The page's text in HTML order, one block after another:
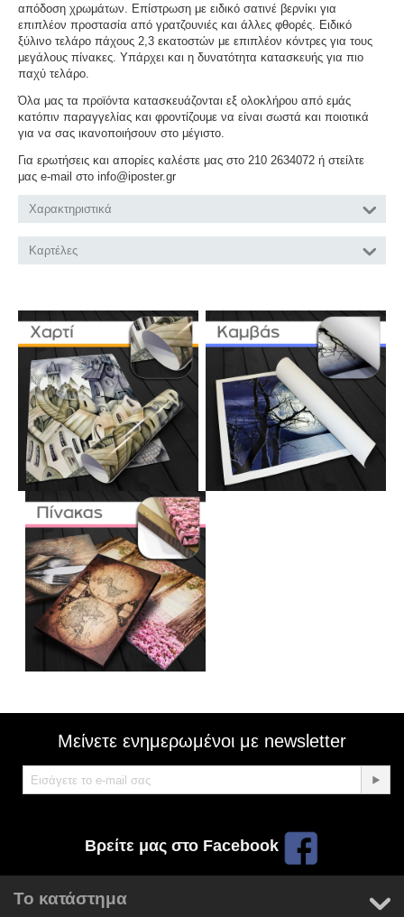
απόδοση χρωμάτων. Επίστρωση με ειδικό σατινέ βερνίκι για
επιπλέον προστασία από γρατζουνιές και άλλες φθορές. Ειδικό
ξύλινο τελάρο πάχους 2,3 εκατοστών με επιπλέον κόντρες για τους
μεγάλους πίνακες. Υπάρχει και η δυνατότητα κατασκευής για πιο
παχύ τελάρο.
Όλα μας τα προϊόντα κατασκευάζονται εξ ολοκλήρου από εμάς
κατόπιν παραγγελίας και φροντίζουμε να είναι σωστά και ποιοτικά
για να σας ικανοποιήσουν στο μέγιστο.
Για ερωτήσεις και απορίες καλέστε μας στο 210 2634072 ή στείλτε
μας e-mail στο info@iposter.gr
Χαρακτηριστικά
Καρτέλες
Μείνετε ενημερωμένοι με newsletter
Βρείτε μας στο Facebook
Το κατάστημα